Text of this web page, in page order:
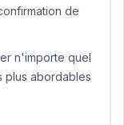
de
n'importe quel
plus abordables